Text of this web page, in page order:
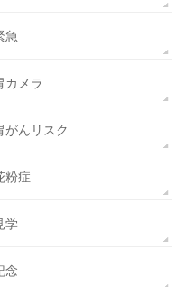
急
カメラ
がんリスク
粉症
学
念